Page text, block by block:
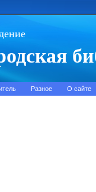
Разное О сайте